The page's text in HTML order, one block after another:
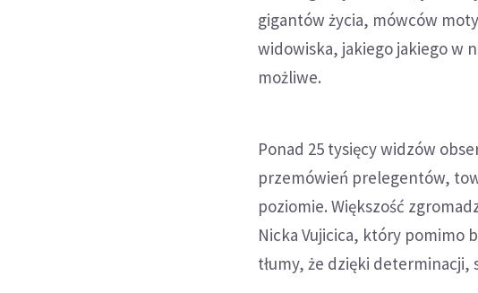
gigantów życia, mówców
widowiska, jakiego jakiego w
możliwe.
Ponad 25 tysięcy widzów
przemówień prelegentów,
poziomie. Większość
Nicka Vujicica, który pomimo
tłumy, że dzięki determinacji,